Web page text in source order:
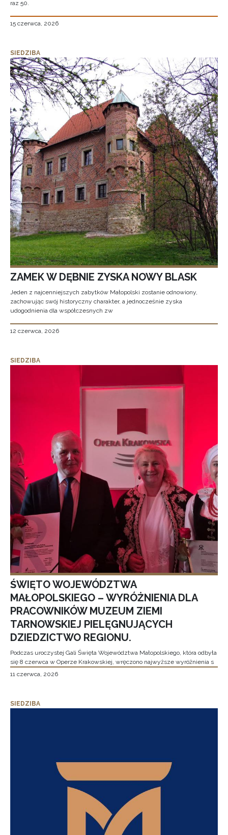
raz 50.
15 czerwca, 2026
SIEDZIBA
ZAMEK W DĘBNIE ZYSKA NOWY BLASK
Jeden z najcenniejszych zabytków Małopolski zostanie odnowiony,
zachowując swój historyczny charakter, a jednocześnie zyska
udogodnienia dla współczesnych zw
12 czerwca, 2026
SIEDZIBA
ŚWIĘTO WOJEWÓDZTWA
MAŁOPOLSKIEGO – WYRÓŻNIENIA DLA
PRACOWNIKÓW MUZEUM ZIEMI
TARNOWSKIEJ PIELĘGNUJĄCYCH
DZIEDZICTWO REGIONU.
Podczas uroczystej Gali Święta Województwa Małopolskiego, która odbyła
się 8 czerwca w Operze Krakowskiej, wręczono najwyższe wyróżnienia s
11 czerwca, 2026
SIEDZIBA